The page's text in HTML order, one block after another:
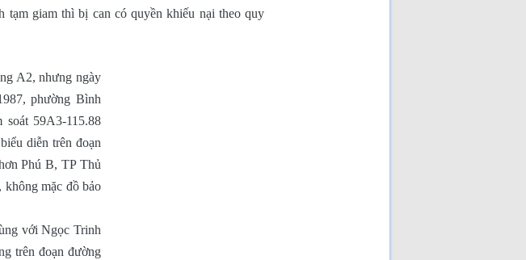
giam thì bị can có quyền khiếu nại theo quy
A2, nhưng ngày
phường Bình
59A3-115.88
diễn trên đoạn
Phú B, TP Thủ
mặc đồ bảo
với Ngọc Trinh
trên đoạn đường